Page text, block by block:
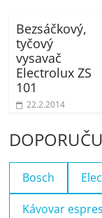
Bezsáčkový,
tyčový
vysavač
Electrolux ZS
101
22.2.2014
Bosch
Kávovar